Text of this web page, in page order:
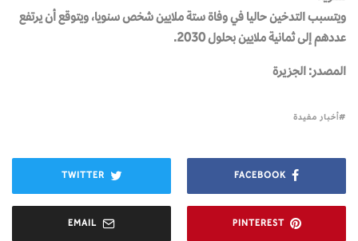
ويتسبب التدخين حاليا في وفاة ستة ملايين شخص سنويا، ويتوقع أن يرتفع
عددهم إلى ثمانية ملايين بحلول 2030.
المصدر: الجزيرة
أخبار مفيدة
FACEBOOK
TWITTER
PINTEREST
EMAIL